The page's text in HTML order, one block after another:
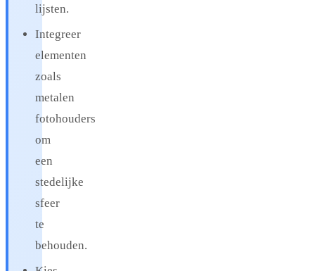
lijsten.
Integreer
elementen
zoals
metalen
fotohouders
om
een
stedelijke
sfeer
te
behouden.